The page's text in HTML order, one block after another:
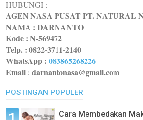
HUBUNGI :
AGEN NASA PUSAT PT. NATURAL
NAMA : DARNANTO
Kode : N-569472
Telp. : 0822-3711-2140
WhatsApp : 083865268226
Email : darnantonasa@gmail.com
POSTINGAN POPULER
Cara Membedakan